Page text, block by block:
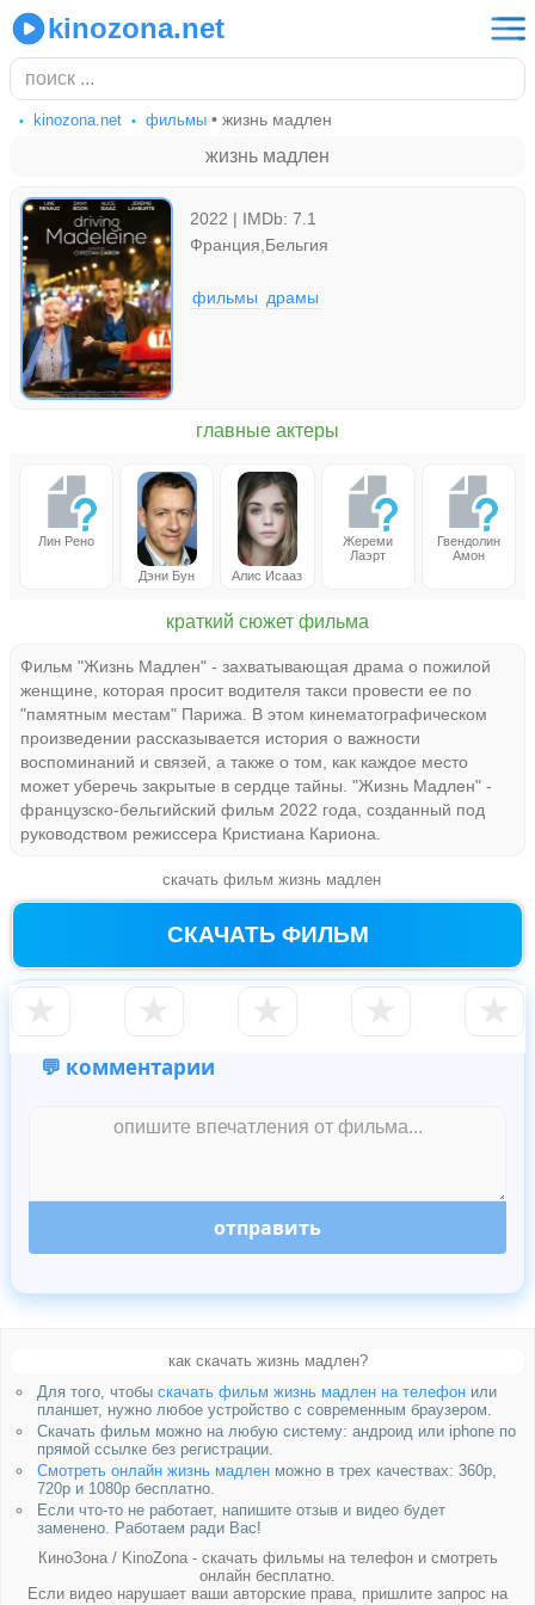
kinozona.net
kinozona.net фильмы • жизнь мадлен
жизнь мадлен
2022 | IMDb: 7.1
Франция,Бельгия
фильмы драмы
главные актеры
Лин Рено
Дэни Бун Алис Исааз
Жереми
Лаэрт
Гвендолин
Амон
краткий сюжет фильма
Фильм "Жизнь Мадлен" - захватывающая драма о пожилой
женщине, которая просит водителя такси провести ее по
"памятным местам" Парижа. В этом кинематографическом
произведении рассказывается история о важности
воспоминаний и связей, а также о том, как каждое место
может уберечь закрытые в сердце тайны. "Жизнь Мадлен" -
французско-бельгийский фильм 2022 года, созданный под
руководством режиссера Кристиана Кариона.
скачать фильм жизнь мадлен
СКАЧАТЬ ФИЛЬМ
★ ★ ★ ★ ★
💬 комментарии
отправить
как скачать жизнь мадлен?
Для того, чтобы скачать фильм жизнь мадлен на телефонили
планшет, нужно любое устройство с современным браузером.
Скачать фильм можно на любую систему: андроид или iphone по
прямой ссылке без регистрации.
Смотреть онлайн жизнь мадленможно в трех качествах: 360p,
720p и 1080p бесплатно.
Если что-то не работает, напишите отзыв и видео будет
заменено. Работаем ради Вас!
КиноЗона / KinoZona - скачать фильмы на телефон и смотреть
онлайн бесплатно.
Если видео нарушает ваши авторские права, пришлите запрос на